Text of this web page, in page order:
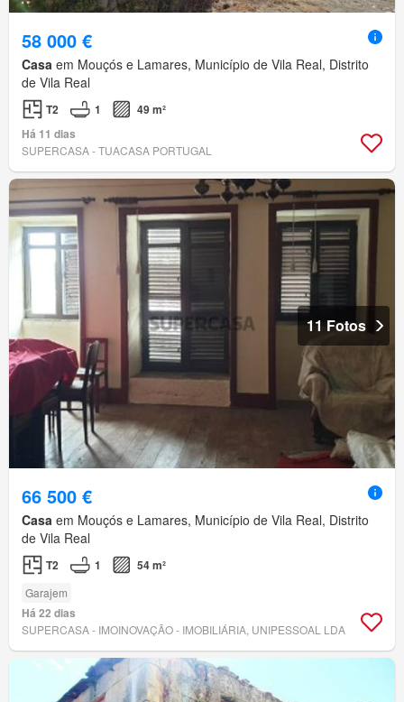
58 000 €
Casa em Mouçós e Lamares, Município de Vila Real, Distrito
de Vila Real
T2 1
49 m²
Há 11 dias
SUPERCASA - TUACASA PORTUGAL
11 Fotos
66 500 €
Casa em Mouçós e Lamares, Município de Vila Real, Distrito
de Vila Real
T2 1 54 m²
Garajem
Há 22 dias
SUPERCASA - IMOINOVAÇÃO - IMOBILIÁRIA, UNIPESSOAL LDA